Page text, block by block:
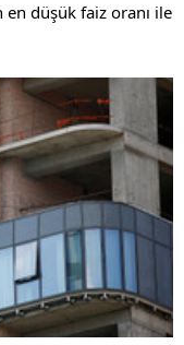
düşük faiz oranı ile